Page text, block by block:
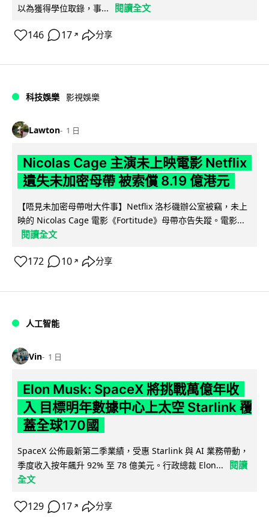
以為獲得學位取錄，事...
閱讀全文
146 17 ↗ 分享
科技娛樂 影視娛樂
Lawton 1 日
Nicolas Cage 主演未上映電影 Netflix
遺失未加密母帶 被索償 8.19 億港元
【唔見未加密母帶咁大件事】Netflix 洛杉磯辦公室被竊，未上
映的 Nicolas Cage 電影《Fortitude》母帶亦告失蹤。電影...
閱讀全文
172 10 ↗ 分享
人工智能
Vin 1 日
Elon Musk: SpaceX 將挑戰萬億年收
入 目標明年數據中心上太空 Starlink 覆
蓋全球170國
SpaceX 公佈最新第二季業績，受惠 Starlink 與 AI 業務帶動，
季度收入按年飆升 92% 至 78 億美元。行政總裁 Elon...
閱讀
全文
129 17 ↗ 分享